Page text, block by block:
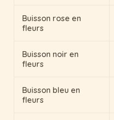
Buisson rose en
fleurs
Buisson noir en
fleurs
Buisson bleu en
fleurs